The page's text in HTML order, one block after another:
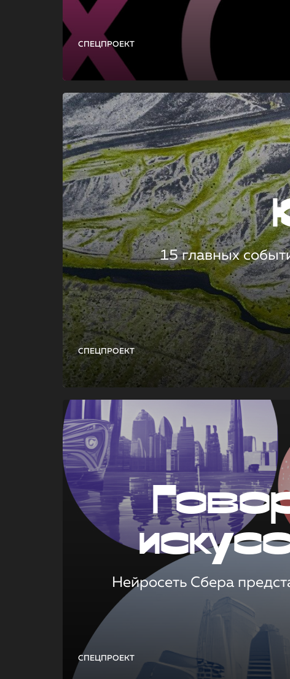
СПЕЦПРОЕКТ
СПЕЦПРОЕКТ
15 главных
СПЕЦПРОЕКТ
Нейросеть Сбера